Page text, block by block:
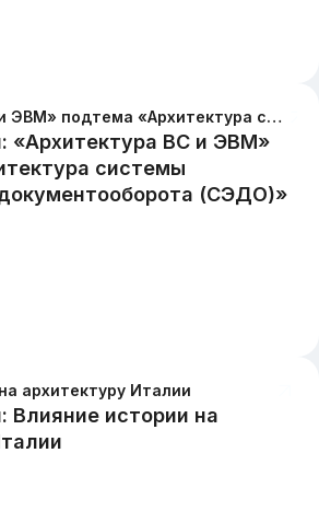
«Архитектура ВС и ЭВМ» подтема «Архитектура системы электронного документооборота (СЭДО)»
архитектуру Италии